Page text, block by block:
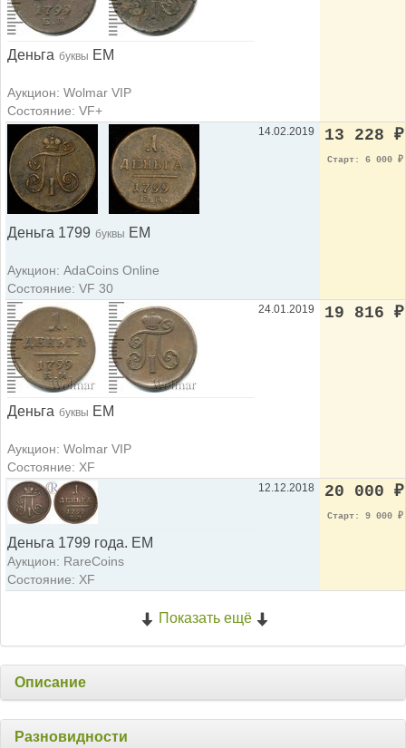
Деньга буквы ЕМ
Аукцион: Wolmar VIP
Состояние: VF+
Деньга 1799 буквы ЕМ
Аукцион: AdaCoins Online
Состояние: VF 30
14.02.2019 13 228 ₽
Старт: 6 000 ₽
Деньга буквы ЕМ
Аукцион: Wolmar VIP
Состояние: XF
24.01.2019 19 816 ₽
Деньга 1799 года. ЕМ
Аукцион: RareCoins
Состояние: XF
12.12.2018 20 000 ₽
Старт: 9 000 ₽
Показать ещё
Описание
Разновидности